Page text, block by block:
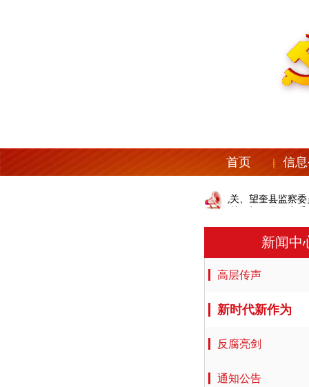
首页 信
中共望奎县纪委机关、望奎县监察委
中共望奎县纪委机关、望奎县监察委
新闻中
高层传声
新时代新作为
反腐亮剑
通知公告